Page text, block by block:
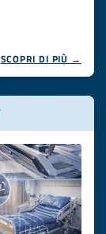
SCOPRI DI PIÙ →